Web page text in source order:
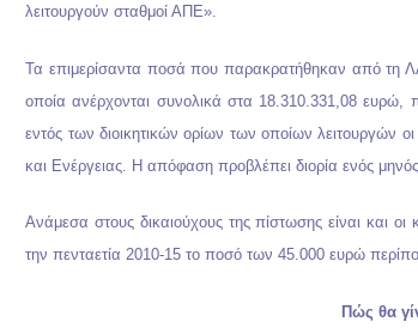
λειτουργούν σταθμοί ΑΠΕ».
Τα επιμερίσαντα ποσά που παρακρατήθηκαν από
οποία ανέρχονται συνολικά στα 18.310.331,08 ευρώ,
εντός των διοικητικών ορίων των οποίων λειτουργών
και Ενέργειας. Η απόφαση προβλέπει διορία ενός
Ανάμεσα στους δικαιούχους της πίστωσης είναι και
την πενταετία 2010-15 το ποσό των 45.000 ευρώ
Πώς θα